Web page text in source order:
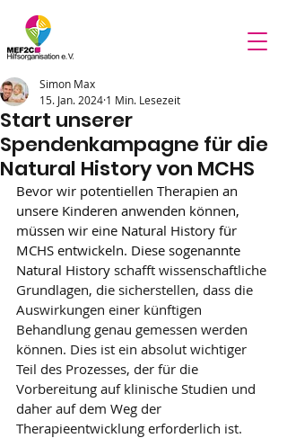
Start unserer
Spendenkampagne für die
Natural History von MCHS
Simon Max
15. Jan. 2024 1 Min. Lesezeit
Bevor wir potentiellen Therapien an
unsere Kinderen anwenden können,
müssen wir eine Natural History für
MCHS entwickeln. Diese sogenannte
Natural History schafft wissenschaftliche
Grundlagen, die sicherstellen, dass die
Auswirkungen einer künftigen
Behandlung genau gemessen werden
können. Dies ist ein absolut wichtiger
Teil des Prozesses, der für die
Vorbereitung auf klinische Studien und
daher auf dem Weg der
Therapieentwicklung erforderlich ist.